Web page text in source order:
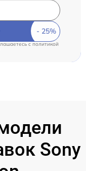
cполитикой
Sony